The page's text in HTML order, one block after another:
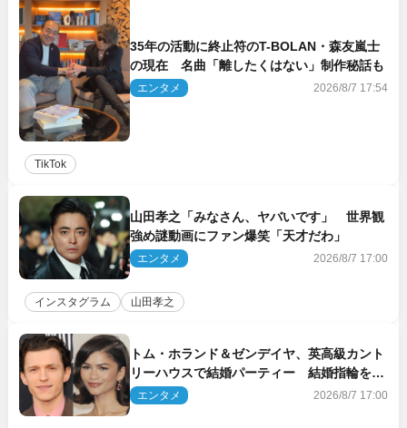
35年の活動に終止符のT-BOLAN・森友嵐士
の現在 名曲「離したくはない」制作秘話も
エンタメ 2026/8/7 17:54
TikTok
山田孝之「みなさん、ヤバいです」 世界観
強め謎動画にファン爆笑「天才だわ」
エンタメ 2026/8/7 17:00
インスタグラム 山田孝之
トム・ホランド＆ゼンデイヤ、英高級カント
リーハウスで結婚パーティー 結婚指輪を身
に着けたトムも初キャッチ
エンタメ 2026/8/7 17:00